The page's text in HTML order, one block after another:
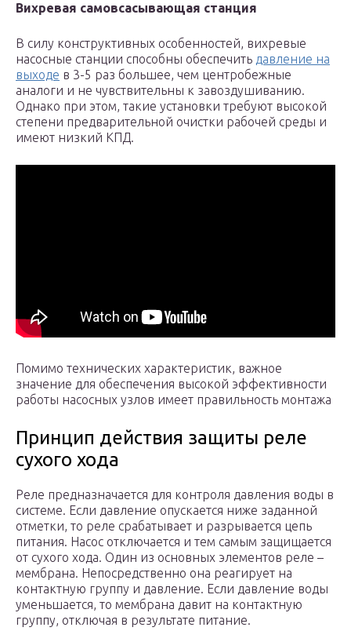
Вихревая самовсасывающая станция
В силу конструктивных особенностей, вихревые
насосные станции способны обеспечить давление на
выходе в 3-5 раз большее, чем центробежные
аналоги и не чувствительны к завоздушиванию.
Однако при этом, такие установки требуют высокой
степени предварительной очистки рабочей среды и
имеют низкий КПД.
Помимо технических характеристик, важное
значение для обеспечения высокой эффективности
работы насосных узлов имеет правильность монтажа
Принцип действия защиты реле
сухого хода
Реле предназначается для контроля давления воды в
системе. Если давление опускается ниже заданной
отметки, то реле срабатывает и разрывается цепь
питания. Насос отключается и тем самым защищается
от сухого хода. Один из основных элементов реле –
мембрана. Непосредственно она реагирует на
контактную группу и давление. Если давление воды
уменьшается, то мембрана давит на контактную
группу, отключая в результате питание.